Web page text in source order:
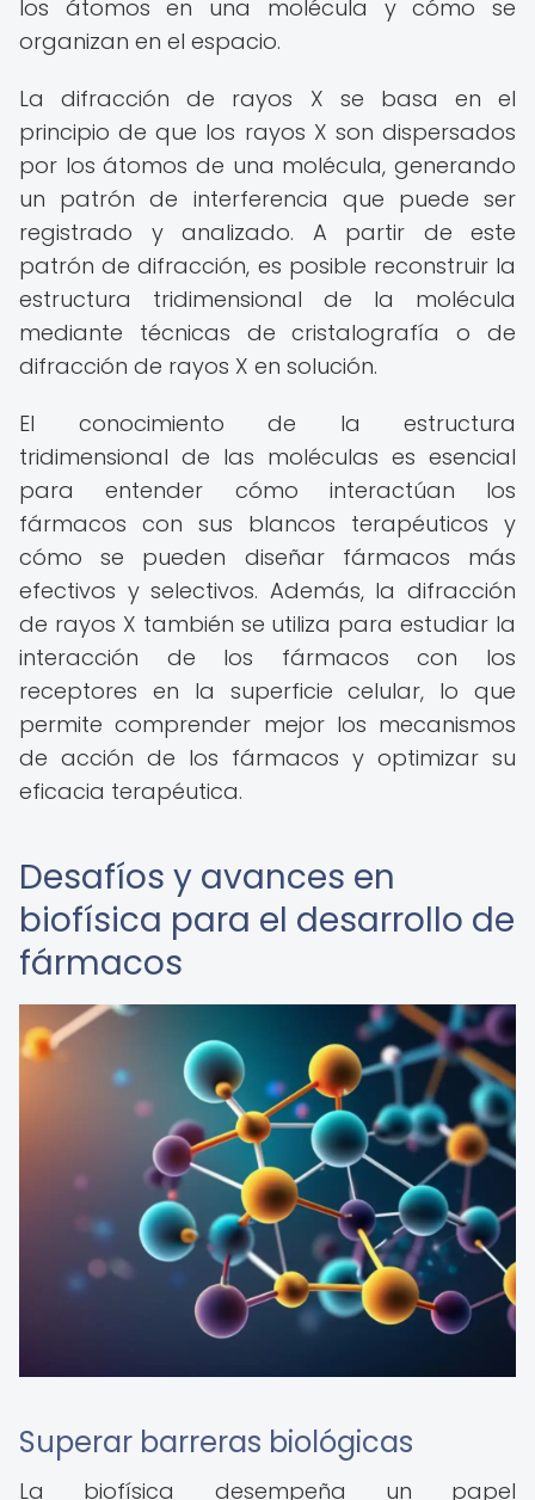
los átomos en una molécula y cómo se
organizan en el espacio.
La difracción de rayos X se basa en el
principio de que los rayos X son dispersados
por los átomos de una molécula, generando
un patrón de interferencia que puede ser
registrado y analizado. A partir de este
patrón de difracción, es posible reconstruir la
estructura tridimensional de la molécula
mediante técnicas de cristalografía o de
difracción de rayos X en solución.
El conocimiento de la estructura
tridimensional de las moléculas es esencial
para entender cómo interactúan los
fármacos con sus blancos terapéuticos y
cómo se pueden diseñar fármacos más
efectivos y selectivos. Además, la difracción
de rayos X también se utiliza para estudiar la
interacción de los fármacos con los
receptores en la superficie celular, lo que
permite comprender mejor los mecanismos
de acción de los fármacos y optimizar su
eficacia terapéutica.
Desafíos y avances en
biofísica para el desarrollo de
fármacos
Superar barreras biológicas
La biofísica desempeña un papel